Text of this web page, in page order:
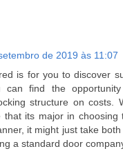
de 2019 às 11:07
is for you to discover
can find the
structure on costs.
that its major in choosing
it might just take
a standard door